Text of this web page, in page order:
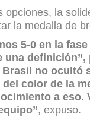
opciones, la
la medalla de
5-0 en la
una
no ocultó
color de la
a eso.
, expuso.